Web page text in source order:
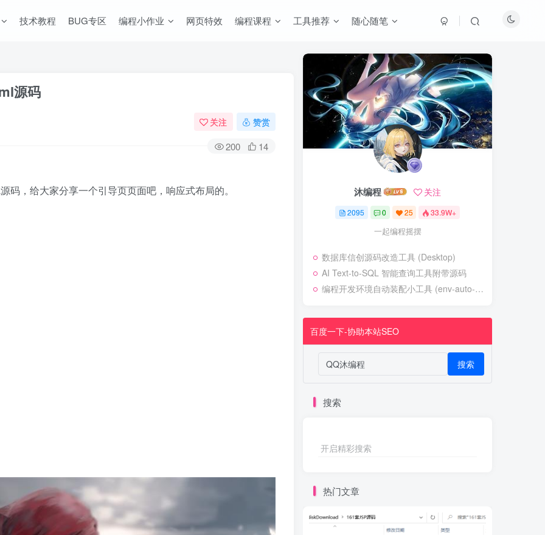
技术教程 BUG专区 编程小作业 网页特效 编程课程 工具推荐 随心随笔
源码
关注 赞赏
200 14
，给大家分享一个引导页页面吧，响应式布局的。 沐编程 关注
2095 0 25 33.9W+
一起编程摇摆
数据库信创源码改造工具 (Desktop)
AI Text-to-SQL 智能查询工具附带源码
编程开发环境自动装配小工具 (env-auto-setup)
百度一下-协助本站SEO
搜索
搜索
开启精彩搜索
热门文章